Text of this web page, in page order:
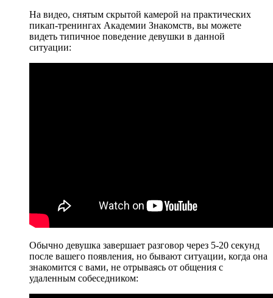
На видео, снятым скрытой камерой на практических
пикап-тренингах Академии Знакомств, вы можете
видеть типичное поведение девушки в данной
ситуации:
Обычно девушка завершает разговор через 5-20 секунд
после вашего появления, но бывают ситуации, когда она
знакомится с вами, не отрываясь от общения с
удаленным собеседником: